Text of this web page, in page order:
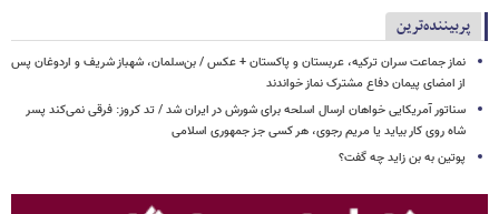
پربیننده‌ترین
نماز جماعت سران ترکیه، عربستان و پاکستان + عکس / بن‌سلمان، شهباز شریف و اردوغان پس
از امضای پیمان دفاع مشترک نماز خواندند
سناتور آمریکایی خواهان ارسال اسلحه برای شورش در ایران شد / تد کروز: فرقی نمی‌کند پسر
شاه روی کار بیاید یا مریم رجوی، هر کسی جز جمهوری اسلامی
پوتین به بن زاید چه گفت؟